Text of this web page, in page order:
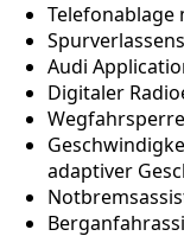
Audi
Digitaler
adaptiver